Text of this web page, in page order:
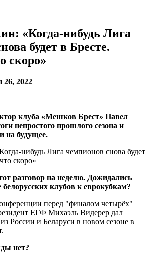
«Когда-нибудь Лига
будет в Бресте.
скоро»
2022
клуба «Мешков Брест» Павел
непростого прошлого сезона и
на будущее.
разговор на неделю. Дожидались
клубов к еврокубкам?
перед "финалом четырёх"
ЕГФ Михаэль Видерер дал
России и Беларуси в новом сезоне в
нет?